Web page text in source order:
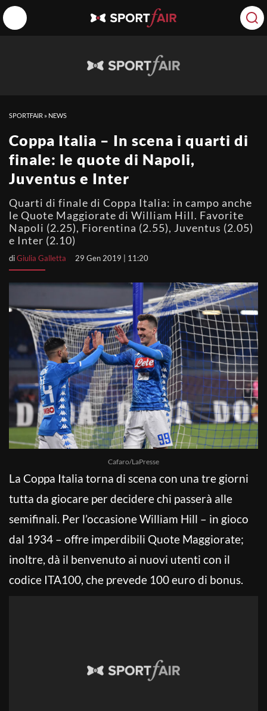
SPORTFAIR » NEWS
Coppa Italia – In scena i quarti di
finale: le quote di Napoli,
Juventus e Inter
Quarti di finale di Coppa Italia: in campo anche
le Quote Maggiorate di William Hill. Favorite
Napoli (2.25), Fiorentina (2.55), Juventus (2.05)
e Inter (2.10)
diGiulia Galletta 29 Gen 2019 | 11:20
Cafaro/LaPresse
La Coppa Italia torna di scena con una tre giorni
tutta da giocare per decidere chi passerà alle
semifinali. Per l’occasione William Hill – in gioco
dal 1934 – offre imperdibili Quote Maggiorate;
inoltre, dà il benvenuto ai nuovi utenti con il
codice ITA100, che prevede 100 euro di bonus.